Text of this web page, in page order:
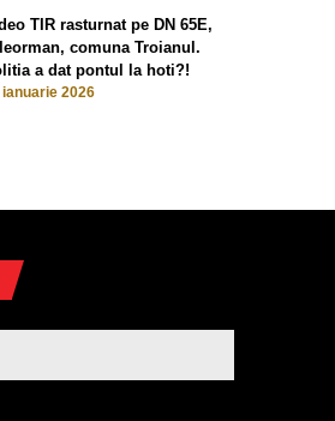
TIR rasturnat pe DN 65E,
comuna Troianul.
a dat pontul la hoti?!
ianuarie 2026